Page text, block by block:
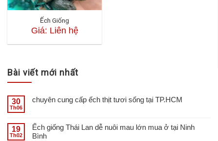
Ếch Giống
Giá: Liên hệ
Bài viết mới nhất
30
Th06
chuyên cung cấp ếch thịt tươi sống tại TP.HCM
19
Th02
Ếch giống Thái Lan dễ nuôi mau lớn mua ở tại Ninh
Bình